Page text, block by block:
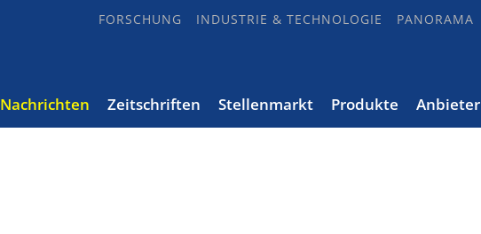
FORSCHUNG INDUSTRIE & TECHNOLOGIE PANORAMA
Nachrichten Zeitschriften Stellenmarkt Produkte Anbieter